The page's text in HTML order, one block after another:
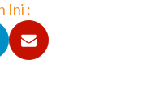
Ini :